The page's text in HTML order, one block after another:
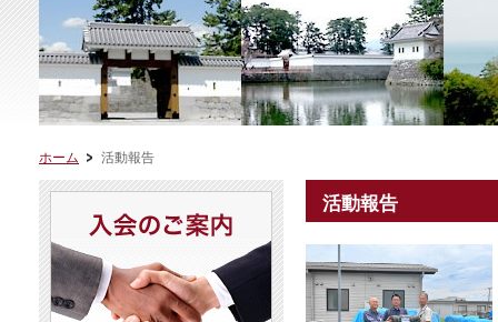
ホーム 活動報告
活動報告